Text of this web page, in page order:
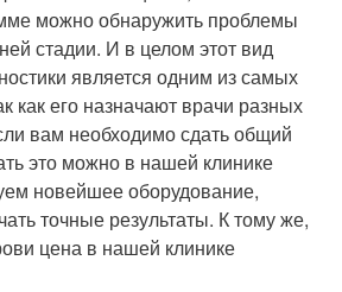
можно обнаружить проблемы
стадии. И в целом этот вид
является одним из самых
как его назначают врачи разных
вам необходимо сдать общий
это можно в нашей клинике
новейшее оборудование,
точные результаты. К тому же,
цена в нашей клинике